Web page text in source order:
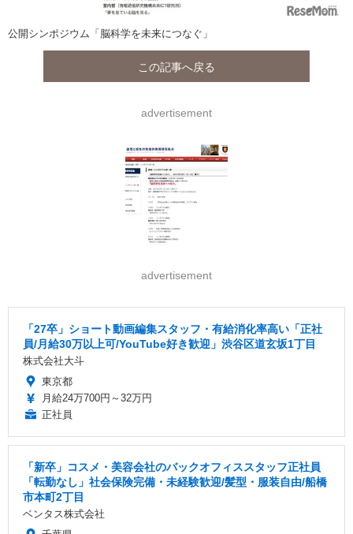
公開シンポジウム「脳科学を未来につなぐ」
この記事へ戻る
advertisement
advertisement
「27卒」ショート動画編集スタッフ・有給消化率高い「正社
員/月給30万以上可/YouTube好き歓迎」渋谷区道玄坂1丁目
株式会社大斗
東京都
月給24万700円～32万円
正社員
「新卒」コスメ・美容会社のバックオフィススタッフ正社員
「転勤なし」社会保険完備・未経験歓迎/髪型・服装自由/船橋
市本町2丁目
ベンタス株式会社